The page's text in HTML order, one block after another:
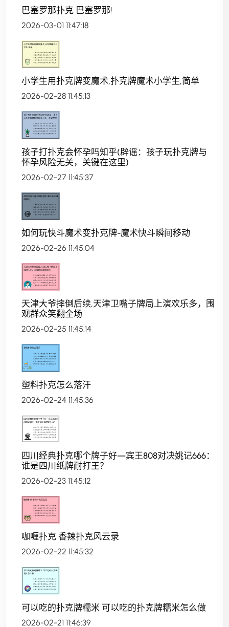
巴塞罗那扑克 巴塞罗那!
2026-03-01 11:47:18
小学生用扑克牌变魔术,扑克牌魔术小学生,简单
2026-02-28 11:45:13
孩子打扑克会怀孕吗知乎(辟谣：孩子玩扑克牌与
怀孕风险无关，关键在这里)
2026-02-27 11:45:37
如何玩快斗魔术变扑克牌-魔术快斗瞬间移动
2026-02-26 11:45:04
天津大爷摔倒后续,天津卫嘴子牌局上演欢乐多，围
观群众笑翻全场
2026-02-25 11:45:14
塑料扑克怎么落汗
2026-02-24 11:45:36
四川经典扑克哪个牌子好—宾王808对决姚记666：
谁是四川纸牌耐打王？
2026-02-23 11:45:12
咖喱扑克 香辣扑克风云录
2026-02-22 11:45:32
可以吃的扑克牌糯米 可以吃的扑克牌糯米怎么做
2026-02-21 11:46:39